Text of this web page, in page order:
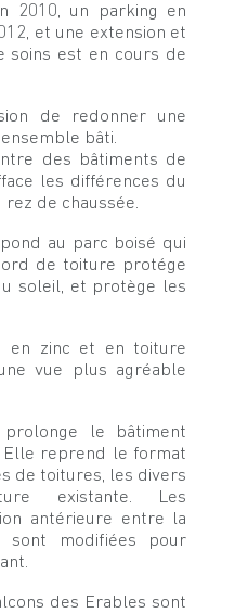
2010, un parking en
et une extension et
soins est en cours de
de redonner une
bâti.
des bâtiments de
les différences du
rez de chaussée.
au parc boisé qui
de toiture protége
soleil, et protège les
en zinc et en toiture
vue plus agréable
prolonge le bâtiment
Elle reprend le format
de toitures, les divers
existante. Les
antérieure entre la
sont modifiées pour
des Erables sont